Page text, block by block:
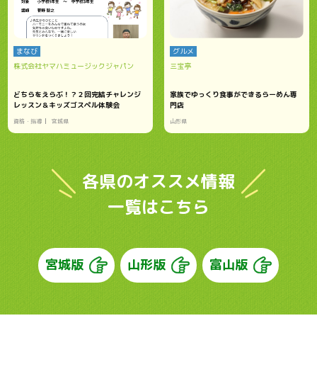
まなび
株式会社ヤマハミュージックジャパン
どちらをえらぶ！？２回完結チャレンジ
レッスン＆キッズゴスペル体験会
資格・指導 宮城県
グルメ
三宝亭
家族でゆっくり食事ができるらーめん専
門店
山形県
各県のオススメ情報
一覧はこちら
宮城版 山形版 富山版